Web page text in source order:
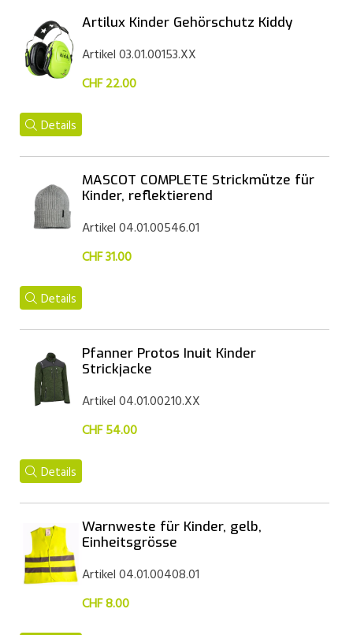
Artilux Kinder Gehörschutz Kiddy
Artikel 03.01.00153.XX
CHF 22.00
Details
MASCOT COMPLETE Strickmütze für
Kinder, reflektierend
Artikel 04.01.00546.01
CHF 31.00
Details
Pfanner Protos Inuit Kinder
Strickjacke
Artikel 04.01.00210.XX
CHF 54.00
Details
Warnweste für Kinder, gelb,
Einheitsgrösse
Artikel 04.01.00408.01
CHF 8.00